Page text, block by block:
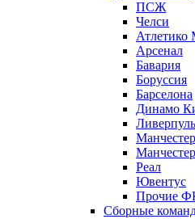
ПСЖ
Челси
Атлетико
Арсенал
Бавария
Боруссия
Барселона
Динамо
Ливерпуль
Реал
Ювентус
Прочие
Сборные